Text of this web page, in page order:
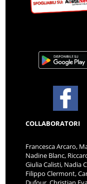
COLLABORATORI
Francesca Arcaro,
Nadine Blanc,
Giulia Calisti, Nadia
Filippo Clermont,